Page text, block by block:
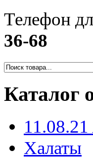
Телефон
36-68
Каталог
11.08.21
Халаты